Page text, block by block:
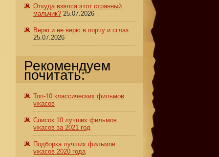
Откуда взялся этот странный
мальчик? 25.07.2026
Верю и не верю в порчу и сглаз
25.07.2026
Рекомендуем
почитать:
Топ-10 классических фильмов
ужасов
Список 10 лучших фильмов
ужасов за 2021 год
Подборка лучших фильмов
ужасов 2020 года